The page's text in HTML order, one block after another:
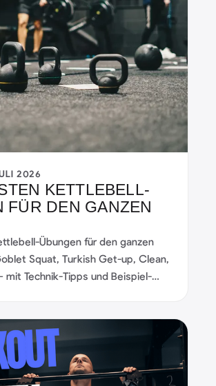
2026
KETTLEBELL-
FÜR DEN GANZEN
Übungen für den ganzen
Squat, Turkish Get-up, Clean,
mit Technik-Tipps und Beispiel-